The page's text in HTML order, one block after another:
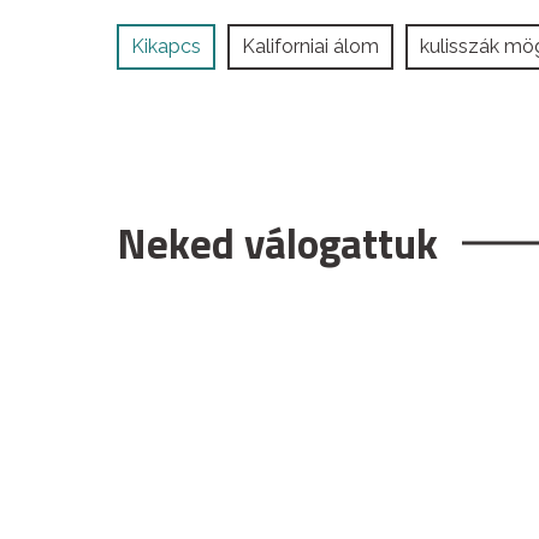
Kikapcs Kaliforniai álom kulisszák
Neked válogattuk